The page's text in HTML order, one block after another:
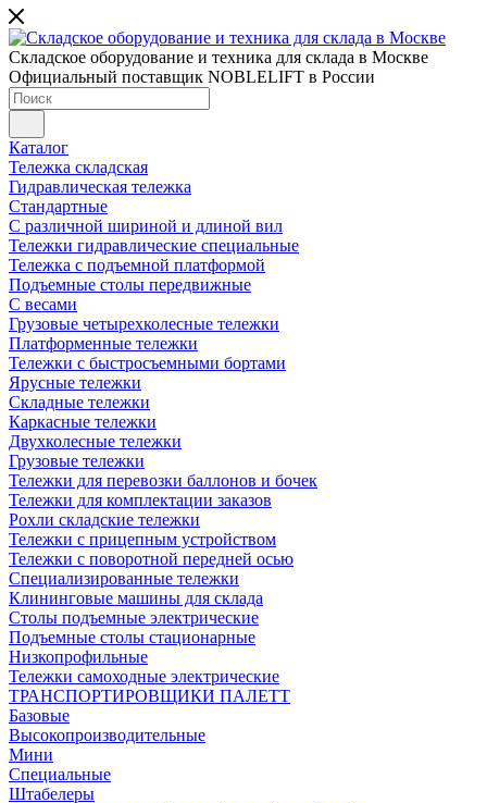
Складское оборудование и техника для склада в Москве
Официальный поставщик NOBLELIFT в России
Каталог
Тележка складская
Гидравлическая тележка
Стандартные
С различной шириной и длиной вил
Тележки гидравлические специальные
Тележка с подъемной платформой
Подъемные столы передвижные
С весами
Грузовые четырехколесные тележки
Платформенные тележки
Тележки с быстросъемными бортами
Ярусные тележки
Складные тележки
Каркасные тележки
Двухколесные тележки
Грузовые тележки
Тележки для перевозки баллонов и бочек
Тележки для комплектации заказов
Рохли складские тележки
Тележки с прицепным устройством
Тележки с поворотной передней осью
Специализированные тележки
Клининговые машины для склада
Столы подъемные электрические
Подъемные столы стационарные
Низкопрофильные
Тележки самоходные электрические
ТРАНСПОРТИРОВЩИКИ ПАЛЕТТ
Базовые
Высокопроизводительные
Мини
Специальные
Штабелеры